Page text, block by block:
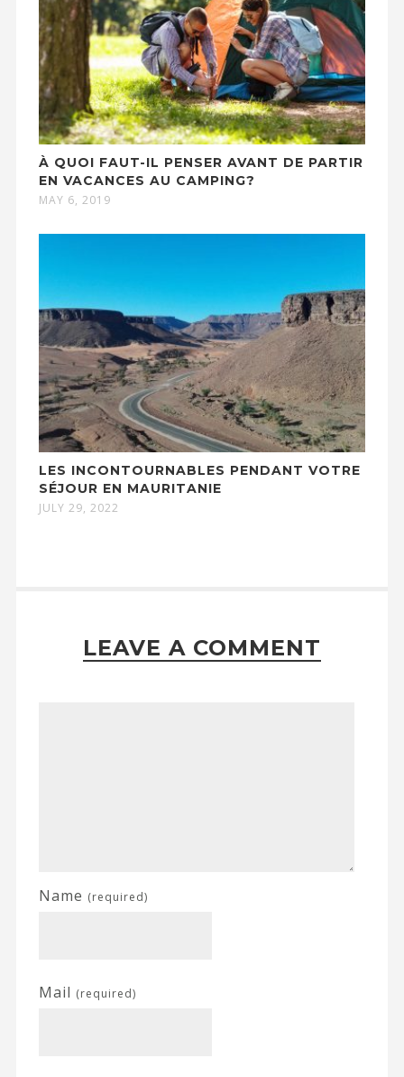
À QUOI FAUT-IL PENSER AVANT DE PARTIR
EN VACANCES AU CAMPING?
MAY 6, 2019
LES INCONTOURNABLES PENDANT VOTRE
SÉJOUR EN MAURITANIE
JULY 29, 2022
LEAVE A COMMENT
Name (required)
Mail (required)